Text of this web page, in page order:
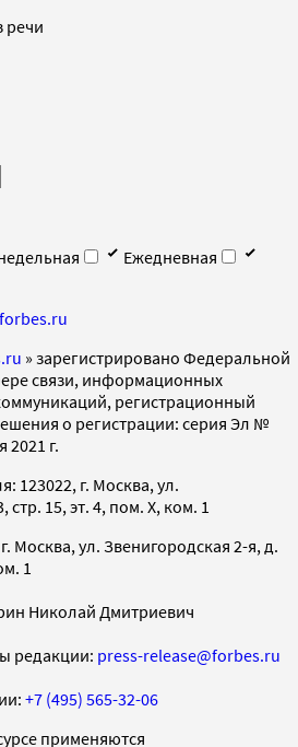
речи
Ежедневная
forbes.ru
» зарегистрировано Федеральной
связи, информационных
регистрационный
о регистрации: серия Эл №
2021 г.
123022, г. Москва, ул.
15, эт. 4, пом. X, ком. 1
Москва, ул. Звенигородская 2-я, д.
1
Николай Дмитриевич
редакции: press-release@forbes.ru
+7 (495) 565-32-06
применяются